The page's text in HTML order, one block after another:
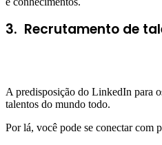
3. Recrutamento de
A predisposição do LinkedIn para
talentos do mundo todo.
Por lá, você pode se conectar com